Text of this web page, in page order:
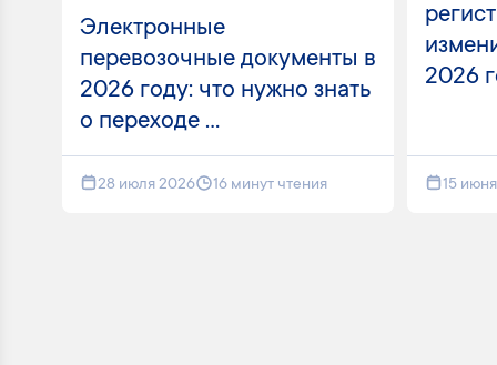
Электронные
перевозочные документы в
2026 году: что нужно знать
о переходе ...
28 июля 2026 16 минут чтения
2026
15